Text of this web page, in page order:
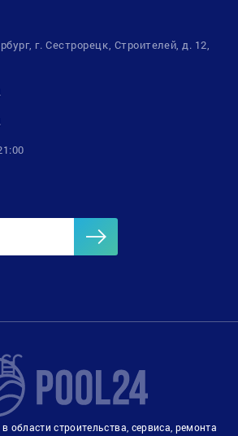
г. Сестрорецк, Строителей, д. 12,
области строительства, сервиса, ремонта